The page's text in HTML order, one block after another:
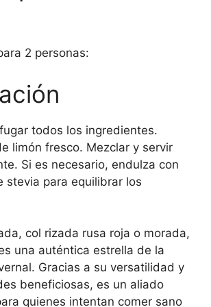
2 personas:
todos los ingredientes.
limón fresco. Mezclar y servir
Si es necesario, endulza con
stevia para equilibrar los
col rizada rusa roja o morada,
una auténtica estrella de la
Gracias a su versatilidad y
beneficiosas, es un aliado
quienes intentan comer sano